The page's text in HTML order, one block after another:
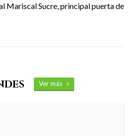
Mariscal Sucre, principal puerta de
Ver más